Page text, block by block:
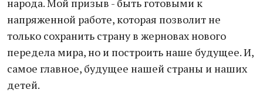
народа. Мой призыв - быть готовыми к
напряженной работе, которая позволит не
только сохранить страну в жерновах нового
передела мира, но и построить наше будущее. И,
самое главное, будущее нашей страны и наших
детей.